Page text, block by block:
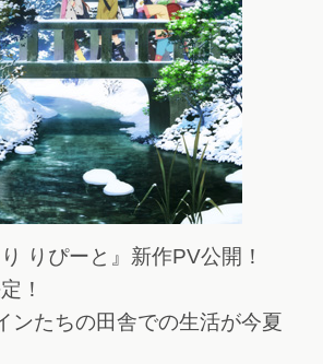
りぴーと』新作PV公開！
！
ンたちの田舎での生活が今夏